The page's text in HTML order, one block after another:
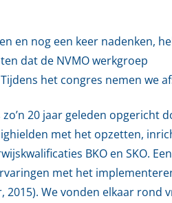
en nog een keer nadenken,
dat de NVMO werkgroep
het congres nemen we
20 jaar geleden opgericht
met het opzetten,
BKO en SKO.
met het
We vonden elkaar rond